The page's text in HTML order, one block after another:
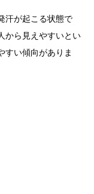
汗が起こる状態で
から見えやすいとい
すい傾向がありま